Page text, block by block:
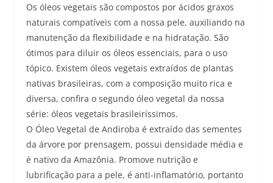
Os óleos vegetais são compostos por ácidos graxos
naturais compatíveis com a nossa pele, auxiliando na
manutenção da flexibilidade e na hidratação. São
ótimos para diluir os óleos essenciais, para o uso
tópico. Existem óleos vegetais extraídos de plantas
nativas brasileiras, com a composição muito rica e
diversa, confira o segundo óleo vegetal da nossa
série: óleos vegetais brasileiríssimos.
O Óleo Vegetal de Andiroba é extraído das sementes
da árvore por prensagem, possui densidade média e
é nativo da Amazônia. Promove nutrição e
lubrificação para a pele, é anti-inflamatório, portanto